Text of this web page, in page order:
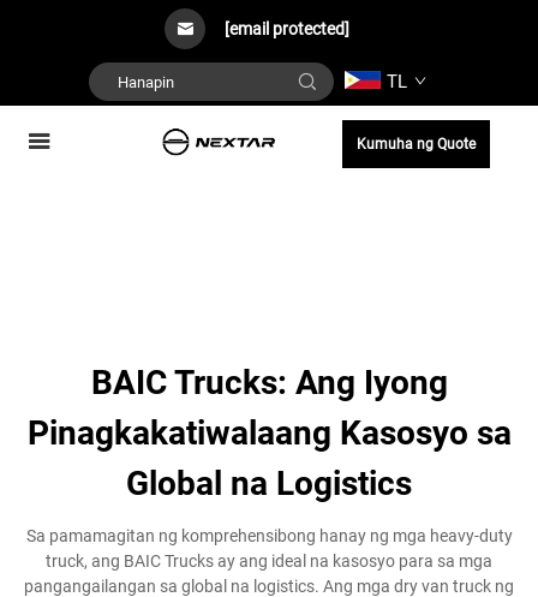
[email protected]
TL
Kumuha ng Quote
BAIC Trucks: Ang Iyong
Pinagkakatiwalaang Kasosyo sa
Global na Logistics
Sa pamamagitan ng komprehensibong hanay ng mga heavy-duty
truck, ang BAIC Trucks ay ang ideal na kasosyo para sa mga
pangangailangan sa global na logistics. Ang mga dry van truck ng